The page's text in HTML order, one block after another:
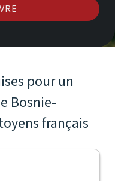
pour un
Bosnie-
français